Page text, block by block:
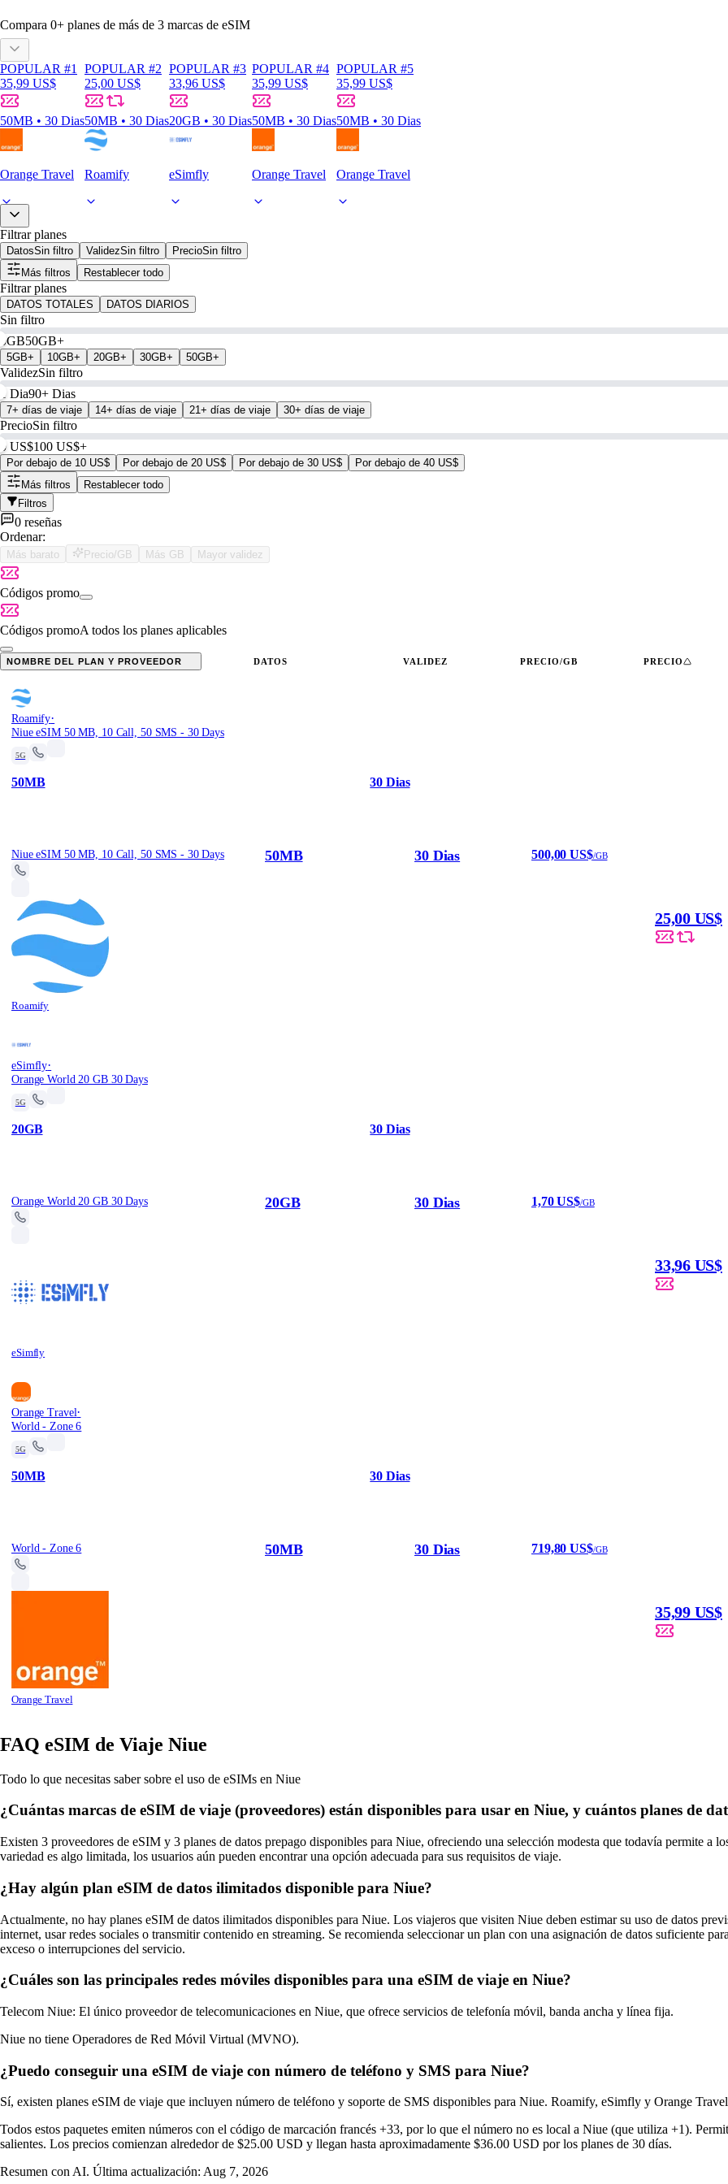
Compara 0+ planes de más de 3 marcas de eSIM
POPULAR #1
35,99 US$
50MB • 30 Dias
Orange Travel
POPULAR #2
25,00 US$
50MB • 30 Dias
Roamify
POPULAR #3
33,96 US$
20GB • 30 Dias
eSimfly
POPULAR #4
35,99 US$
50MB • 30 Dias
Orange Travel
POPULAR #5
35,99 US$
50MB • 30 Dias
Orange Travel
Filtrar planes
DatosSin filtro ValidezSin filtro PrecioSin filtro
Más filtros
Restablecer todo
Filtrar planes
DATOS TOTALES DATOS DIARIOS
Sin filtro
0GB50GB+
5GB+ 10GB+ 20GB+ 30GB+ 50GB+
ValidezSin filtro
1 Dia90+ Dias
7+ días de viaje 14+ días de viaje 21+ días de viaje 30+ días de viaje
PrecioSin filtro
0 US$100 US$+
Por debajo de 10 US$ Por debajo de 20 US$ Por debajo de 30 US$
Por debajo de 40 US$
Más filtros
Restablecer todo
Filtros
0 reseñas
Ordenar:
Más barato Precio/GB Más GB Mayor validez
Códigos promo
Códigos promoA todos los planes aplicables
NOMBRE DEL PLAN Y PROVEEDOR DATOS VALIDEZ PRECIO/GB PRECIO
Roamify·
Niue eSIM 50 MB, 10 Call, 50 SMS - 30 Days
5G
50MB 30 Dias
Niue eSIM 50 MB, 10 Call, 50 SMS - 30 Days
Roamify
50MB 30 Dias 500,00 US$/GB
25,00 US$
eSimfly·
Orange World 20 GB 30 Days
5G
20GB 30 Dias
Orange World 20 GB 30 Days
eSimfly
20GB 30 Dias 1,70 US$/GB
33,96 US$
Orange Travel·
World - Zone 6
5G
50MB 30 Dias
World - Zone 6
Orange Travel
50MB 30 Dias 719,80 US$/GB
35,99 US$
FAQ eSIM de Viaje Niue
Todo lo que necesitas saber sobre el uso de eSIMs en Niue
¿Cuántas marcas de eSIM de viaje (proveedores) están disponibles para usar en Niue, y cuántos planes de
Existen 3 proveedores de eSIM y 3 planes de datos prepago disponibles para Niue, ofreciendo una selección modesta que todavía permite a
variedad es algo limitada, los usuarios aún pueden encontrar una opción adecuada para sus requisitos de viaje.
¿Hay algún plan eSIM de datos ilimitados disponible para Niue?
Actualmente, no hay planes eSIM de datos ilimitados disponibles para Niue. Los viajeros que visiten Niue deben estimar su uso de datos
internet, usar redes sociales o transmitir contenido en streaming. Se recomienda seleccionar un plan con una asignación de datos suficiente
exceso o interrupciones del servicio.
¿Cuáles son las principales redes móviles disponibles para una eSIM de viaje en Niue?
Telecom Niue: El único proveedor de telecomunicaciones en Niue, que ofrece servicios de telefonía móvil, banda ancha y línea fija.
Niue no tiene Operadores de Red Móvil Virtual (MVNO).
¿Puedo conseguir una eSIM de viaje con número de teléfono y SMS para Niue?
Sí, existen planes eSIM de viaje que incluyen número de teléfono y soporte de SMS disponibles para Niue. Roamify, eSimfly y Orange
Todos estos paquetes emiten números con el código de marcación francés +33, por lo que el número no es local a Niue (que utiliza +1).
salientes. Los precios comienzan alrededor de $25.00 USD y llegan hasta aproximadamente $36.00 USD por los planes de 30 días.
Resumen con AI. Última actualización: Aug 7, 2026